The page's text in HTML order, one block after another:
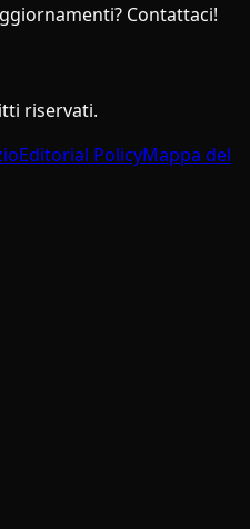
Contattaci!
riservati.
Editorial PolicyMappa del